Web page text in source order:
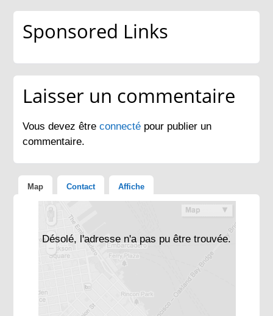
Sponsored Links
Laisser un commentaire
Vous devez êtreconnecté pour publier un
commentaire.
Map Contact Affiche
Désolé, l'adresse n'a pas pu être trouvée.